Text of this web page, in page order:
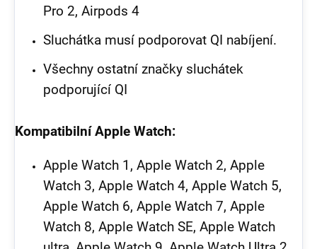
Pro 2, Airpods 4
Sluchátka musí podporovat QI nabíjení.
Všechny ostatní značky sluchátek
podporující QI
Kompatibilní Apple Watch:
Apple Watch 1, Apple Watch 2, Apple
Watch 3, Apple Watch 4, Apple Watch 5,
Apple Watch 6, Apple Watch 7, Apple
Watch 8, Apple Watch SE, Apple Watch